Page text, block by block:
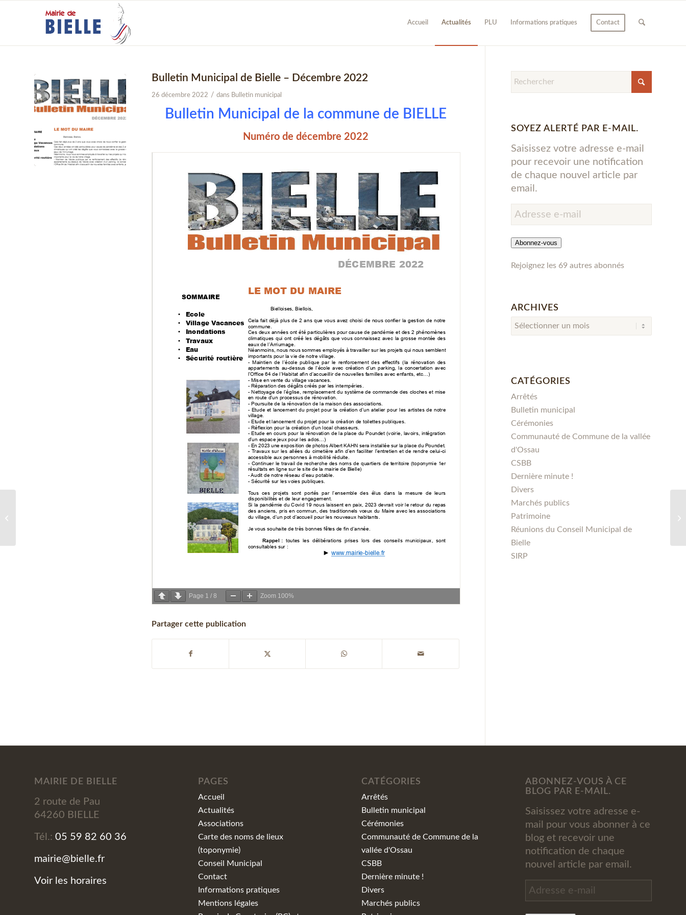
Accueil Actualités PLU Informations pratiques Contact
Bulletin Municipal de Bielle – Décembre 2022
26 décembre 2022 / dans Bulletin municipal
Bulletin Municipal de la commune de BIELLE
Numéro de décembre 2022
Page 1 / 8 Zoom 100%
Partager cette publication
SOYEZ ALERTÉ PAR E-MAIL.
Saisissez votre adresse e-mail
pour recevoir une notification
de chaque nouvel article par
email.
Adresse
e-
mail
Abonnez-vous
Rejoignez les 69 autres abonnés
ARCHIVES
CATÉGORIES
Arrêtés
Bulletin municipal
Cérémonies
Communauté de Commune de la vallée
d'Ossau
CSBB
Dernière minute !
Divers
Marchés publics
Patrimoine
Réunions du Conseil Municipal de
Bielle
SIRP
MAIRIE DE BIELLE
2 route de Pau
64260 BIELLE
Tél.: 05 59 82 60 36
mairie@bielle.fr
Voir les horaires
PAGES
Accueil
Actualités
Associations
Carte des noms de lieux
(toponymie)
Conseil Municipal
Contact
Informations pratiques
Mentions légales
CATÉGORIES
Arrêtés
Bulletin municipal
Cérémonies
Communauté de Commune de la
vallée d'Ossau
CSBB
Dernière minute !
Divers
Marchés publics
ABONNEZ-VOUS À CE
BLOG PAR E-MAIL.
Saisissez votre adresse e-
mail pour vous abonner à ce
blog et recevoir une
notification de chaque
nouvel article par email.
Adresse
e-
mail